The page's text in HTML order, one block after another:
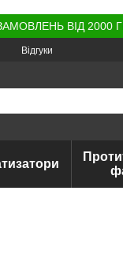
ВІД 2000
Відгуки